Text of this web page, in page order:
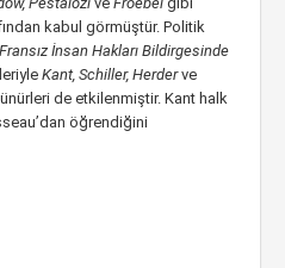
kabul görmüştür. Politik
Fransız İnsan Hakları Bildirgesinde
Kant, Schiller, Herderve
de etkilenmiştir. Kant halk
öğrendiğini